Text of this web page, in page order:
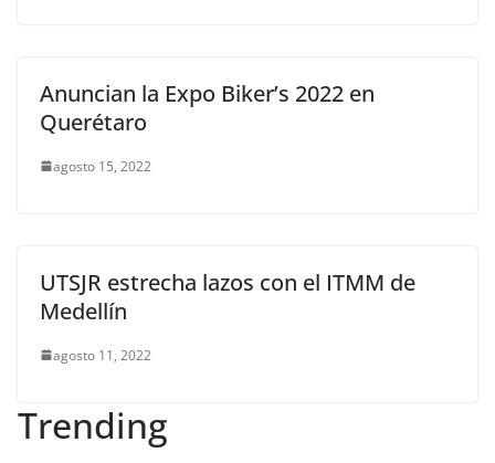
Anuncian la Expo Biker’s 2022 en
Querétaro
agosto 15, 2022
UTSJR estrecha lazos con el ITMM de
Medellín
agosto 11, 2022
Trending